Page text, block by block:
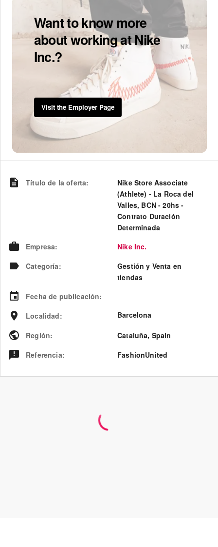
Want to know more
about working at Nike
Inc.?
Visit the Employer Page
Título de la oferta:
Nike Store Associate
(Athlete) - La Roca del
Valles, BCN - 20hs -
Contrato Duración
Determinada
Empresa:
Nike Inc.
Categoría:
Gestión y Venta en
tiendas
Fecha de publicación:
Localidad: Barcelona
Región: Cataluña, Spain
Referencia: FashionUnited